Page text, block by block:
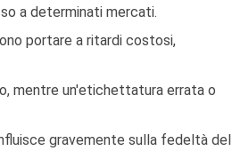
a determinati mercati.
portare a ritardi costosi,
mentre un'etichettatura errata o
gravemente sulla fedeltà del